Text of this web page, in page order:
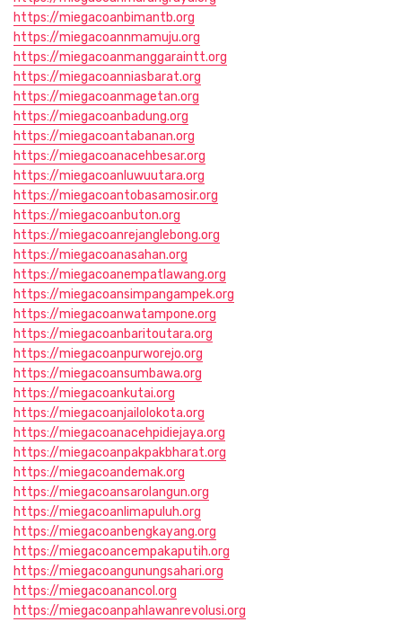
https://miegacoanbimantb.org
https://miegacoannmamuju.org
https://miegacoanmanggaraintt.org
https://miegacoanniasbarat.org
https://miegacoanmagetan.org
https://miegacoanbadung.org
https://miegacoantabanan.org
https://miegacoanacehbesar.org
https://miegacoanluwuutara.org
https://miegacoantobasamosir.org
https://miegacoanbuton.org
https://miegacoanrejanglebong.org
https://miegacoanasahan.org
https://miegacoanempatlawang.org
https://miegacoansimpangampek.org
https://miegacoanwatampone.org
https://miegacoanbaritoutara.org
https://miegacoanpurworejo.org
https://miegacoansumbawa.org
https://miegacoankutai.org
https://miegacoanjailolokota.org
https://miegacoanacehpidiejaya.org
https://miegacoanpakpakbharat.org
https://miegacoandemak.org
https://miegacoansarolangun.org
https://miegacoanlimapuluh.org
https://miegacoanbengkayang.org
https://miegacoancempakaputih.org
https://miegacoangunungsahari.org
https://miegacoanancol.org
https://miegacoanpahlawanrevolusi.org